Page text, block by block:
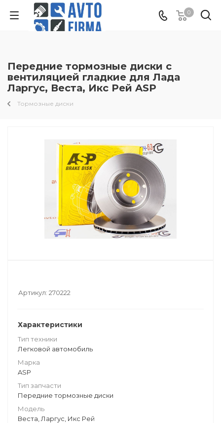
0
Передние тормозные диски с
вентиляцией гладкие для Лада
Ларгус, Веста, Икс Рей ASP
Тормозные диски
Артикул: 270222
Характеристики
Тип техники
Легковой автомобиль
Марка
ASP
Тип запчасти
Передние тормозные диски
Модель
Веста, Ларгус, Икс Рей